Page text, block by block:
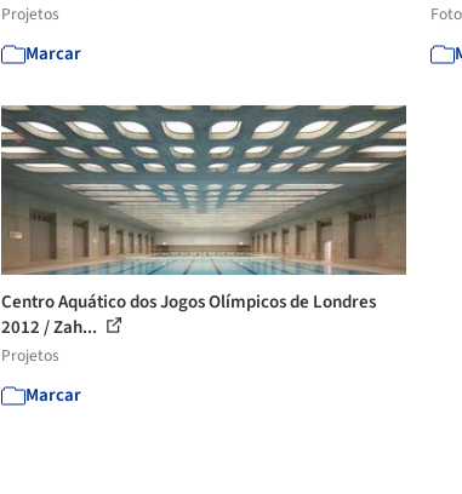
Projetos
Marcar
Foto
Centro Aquático dos Jogos Olímpicos de Londres
2012 / Zah...
Projetos
Marcar